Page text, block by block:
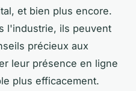
et bien plus encore.
l'industrie, ils peuvent
précieux aux
leur présence en ligne
plus efficacement.